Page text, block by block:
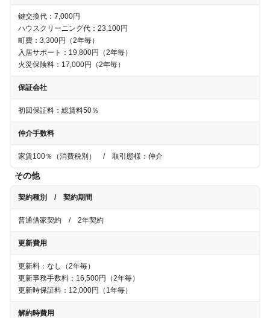
鍵交換代：7,000円
ハウスクリーニング代：23,100円
町費：3,300円（2年毎）
入居サポート：19,800円（2年毎）
火災保険料：17,000円（2年毎）
保証会社
初回保証料：総賃料50％
仲介手数料
家賃100％（消費税別） / 取引態様：仲介
その他
契約種別 / 契約期間
普通借家契約 / 2年契約
更新費用
更新料：なし （2年毎）
更新事務手数料：16,500円 （2年毎）
更新時保証料：12,000円（1年毎）
解約時費用